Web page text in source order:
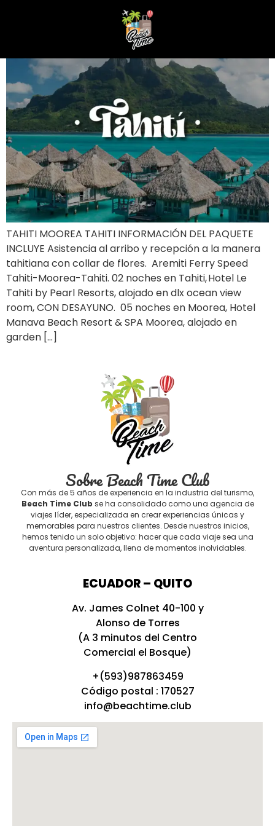
TAHITI MOOREA DE OFERTA
TAHITI MOOREA TAHITI INFORMACIÓN DEL PAQUETE
INCLUYE Asistencia al arribo y recepción a la manera
tahitiana con collar de flores. Aremiti Ferry Speed
Tahiti-Moorea-Tahiti. 02 noches en Tahiti, Hotel Le
Tahiti by Pearl Resorts, alojado en dlx ocean view
room, CON DESAYUNO. 05 noches en Moorea, Hotel
Manava Beach Resort & SPA Moorea, alojado en
garden […]
Sobre Beach Time Club
Con más de 5 años de experiencia en la industria del turismo,
Beach Time Club se ha consolidado como una agencia de
viajes líder, especializada en crear experiencias únicas y
memorables para nuestros clientes. Desde nuestros inicios,
hemos tenido un solo objetivo: hacer que cada viaje sea una
aventura personalizada, llena de momentos inolvidables.
ECUADOR – QUITO
Av. James Colnet 40-100 y
Alonso de Torres
(A 3 minutos del Centro
Comercial el Bosque)
+(593)987863459
Código postal : 170527
info@beachtime.club